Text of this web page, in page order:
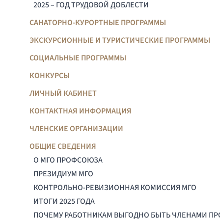
2025 – ГОД ТРУДОВОЙ ДОБЛЕСТИ
САНАТОРНО-КУРОРТНЫЕ ПРОГРАММЫ
ЭКСКУРСИОННЫЕ И ТУРИСТИЧЕСКИЕ ПРОГРАММЫ
СОЦИАЛЬНЫЕ ПРОГРАММЫ
КОНКУРСЫ
ЛИЧНЫЙ КАБИНЕТ
КОНТАКТНАЯ ИНФОРМАЦИЯ
ЧЛЕНСКИЕ ОРГАНИЗАЦИИ
ОБЩИЕ СВЕДЕНИЯ
О МГО ПРОФСОЮЗА
ПРЕЗИДИУМ МГО
КОНТРОЛЬНО-РЕВИЗИОННАЯ КОМИССИЯ МГО
ИТОГИ 2025 ГОДА
ПОЧЕМУ РАБОТНИКАМ ВЫГОДНО БЫТЬ ЧЛЕНАМИ